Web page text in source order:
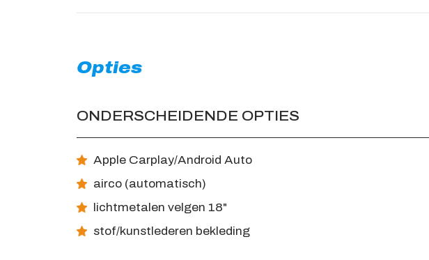
Opties
ONDERSCHEIDENDE OPTIES
Apple Carplay/Android Auto
airco (automatisch)
lichtmetalen velgen 18"
stof/kunstlederen bekleding